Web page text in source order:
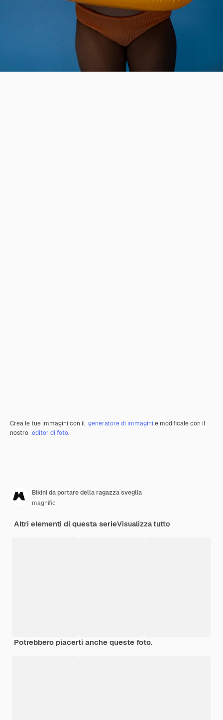
Crea le tue immagini con il generatore di immagini e modificale con il
nostro editor di foto.
Bikini da portare della ragazza sveglia
magnific
Altri elementi di questa serieVisualizza tutto
Potrebbero piacerti anche queste foto.